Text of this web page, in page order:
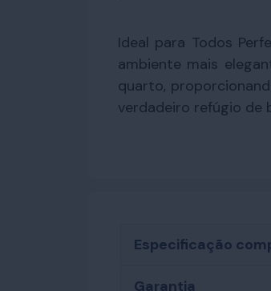
Ideal para Todos
ambiente mais
quarto,
verdadeiro refúgio de
Especificação
Garantia